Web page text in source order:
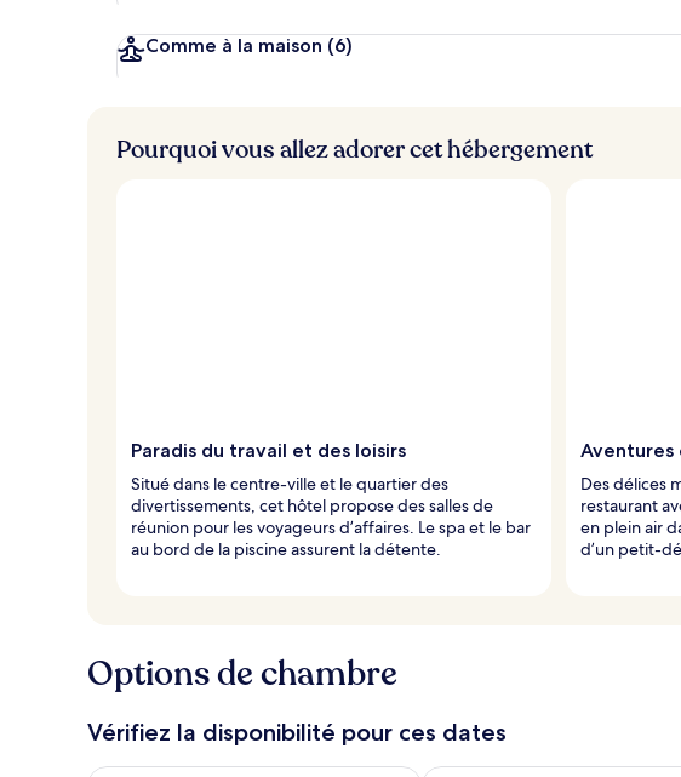
Comme à la maison (6)
Pourquoi vous allez adorer cet hébergement
Paradis du travail et des loisirs
Situé dans le centre-ville et le quartier des
divertissements, cet hôtel propose des salles de
réunion pour les voyageurs d’affaires. Le spa et le bar
au bord de la piscine assurent la détente.
Aventures
Des délices
restaurant
en plein air
d’un petit-
Options de chambre
Vérifiez la disponibilité pour ces dates